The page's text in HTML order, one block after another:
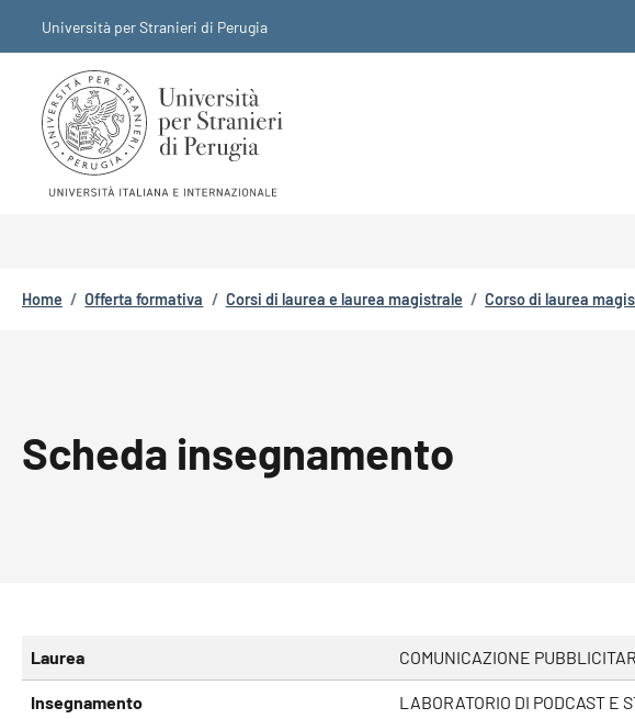
Università per Stranieri di Perugia
Briciole di pane
Home / Offerta formativa / Corsi di laurea e laurea magistrale / Corso di laurea
Scheda insegnamento
Laurea COMUNICAZIONE
Insegnamento LABORATORIO DI PODCAST E